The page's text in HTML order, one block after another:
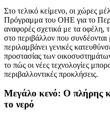
Στο τελικό κείμενο, οι χώρες
Πρόγραμμα του ΟΗΕ για το
αναφορές σχετικά με τα οφέλη,
στο περιβάλλον που
περιλαμβάνει γενικές
προστασίας των
το πώς οι νέες τεχνολογίες
περιβαλλοντικές προκλήσεις.
Μεγάλο κενό: Ο πλήρης
το νερό